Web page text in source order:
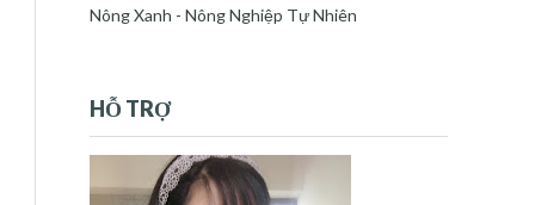
Nông Xanh - Nông Nghiệp Tự Nhiên
HỖ TRỢ